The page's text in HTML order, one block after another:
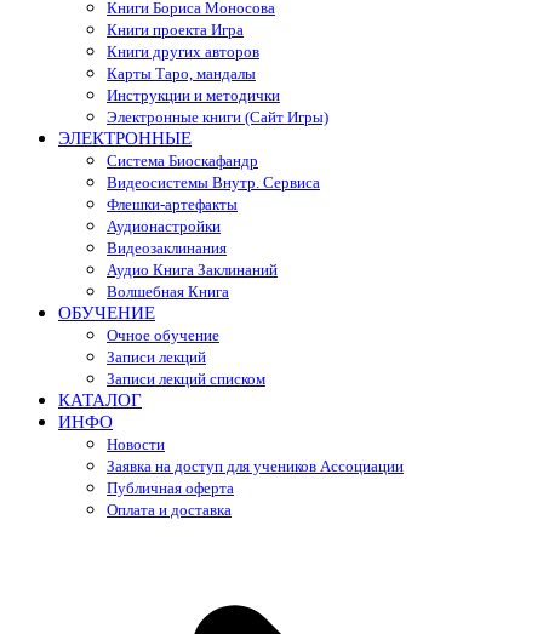
Книги Бориса Моносова
Книги проекта Игра
Книги других авторов
Карты Таро, мандалы
Инструкции и методички
Электронные книги (Сайт Игры)
ЭЛЕКТРОННЫЕ
Система Биоскафандр
Видеосистемы Внутр. Сервиса
Флешки-артефакты
Аудионастройки
Видеозаклинания
Аудио Книга Заклинаний
Волшебная Книга
ОБУЧЕНИЕ
Очное обучение
Записи лекций
Записи лекций списком
КАТАЛОГ
ИНФО
Новости
Заявка на доступ для учеников Ассоциации
Публичная оферта
Оплата и доставка